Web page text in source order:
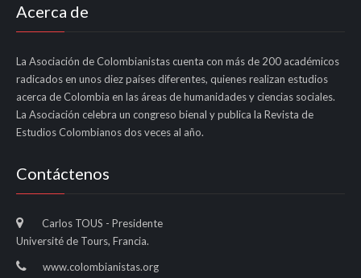
Acerca de
La Asociación de Colombianistas cuenta con más de 200 académicos
radicados en unos diez países diferentes, quienes realizan estudios
acerca de Colombia en las áreas de humanidades y ciencias sociales.
La Asociación celebra un congreso bienal y publica la Revista de
Estudios Colombianos dos veces al año.
Contáctenos
Carlos TOUS - Presidente
Université de Tours, Francia.
www.colombianistas.org